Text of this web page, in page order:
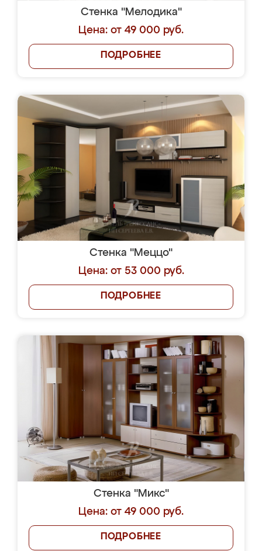
Стенка "Мелодика"
Цена: от 49 000 руб.
ПОДРОБНЕЕ
Стенка "Меццо"
Цена: от 53 000 руб.
ПОДРОБНЕЕ
Стенка "Микс"
Цена: от 49 000 руб.
ПОДРОБНЕЕ